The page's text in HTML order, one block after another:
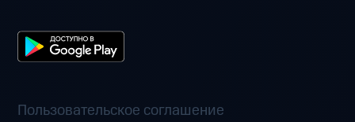
Пользовательское соглашение